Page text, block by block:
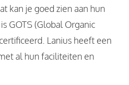
kan je goed zien aan hun
GOTS (Global Organic
Lanius heeft een
al hun faciliteiten en